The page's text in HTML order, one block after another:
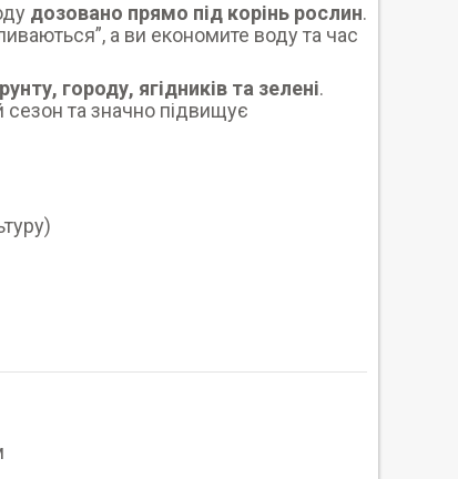
дозовано прямо під корінь рослин.
а ви економите воду та час
городу, ягідників та зелені.
сезон та значно підвищує